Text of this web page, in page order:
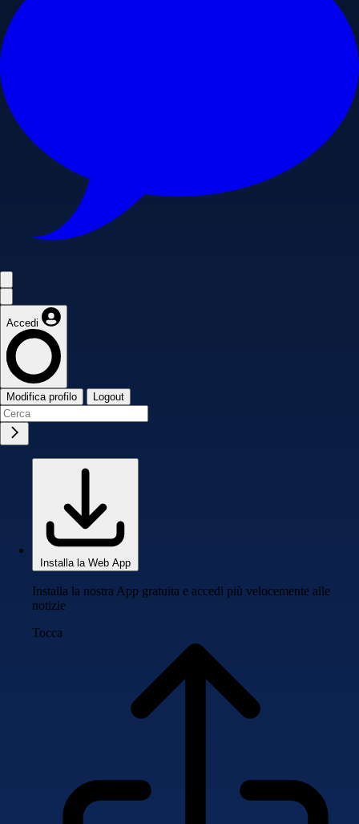
Accedi
Modifica profilo Logout
Installa la Web App
Installa la nostra App gratuita e accedi più velocemente alle
notizie
Tocca